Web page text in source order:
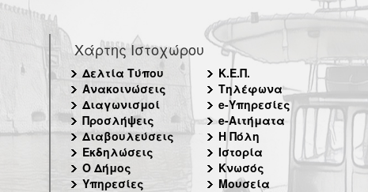
Χάρτης Ιστοχώρου
Δελτία Τύπου
Ανακοινώσεις
Διαγωνισμοί
Προσλήψεις
Διαβουλεύσεις
Εκδηλώσεις
Ο Δήμος
Υπηρεσίες
Κ.Ε.Π.
Τηλέφωνα
e-Υπηρεσίες
e-Αιτήματα
Η Πόλη
Ιστορία
Κνωσός
Μουσεία